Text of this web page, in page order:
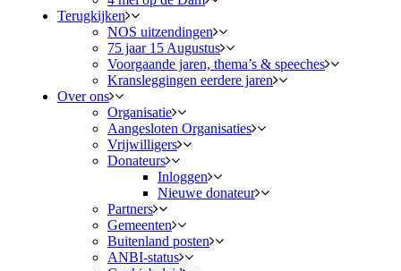
Terugkijken
NOS uitzendingen
75 jaar 15 Augustus
Voorgaande jaren, thema’s & speeches
Kransleggingen eerdere jaren
Over ons
Organisatie
Aangesloten Organisaties
Vrijwilligers
Donateurs
Inloggen
Nieuwe donateur
Partners
Gemeenten
Buitenland posten
ANBI-status